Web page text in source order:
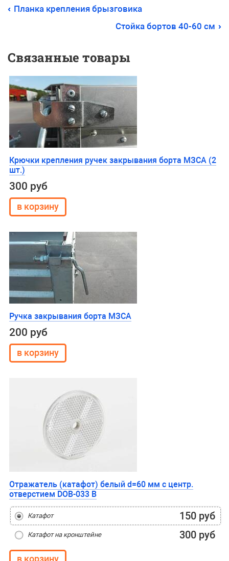
Планка крепления брызговика
Стойка бортов 40-60 см
Связанные товары
Крючки крепления ручек закрывания борта МЗСА (2
шт.)
300 руб
Ручка закрывания борта МЗСА
200 руб
Отражатель (катафот) белый d=60 мм с центр.
отверстием DOB-033 В
Катафот 150 руб
Катафот на кронштейне 300 руб